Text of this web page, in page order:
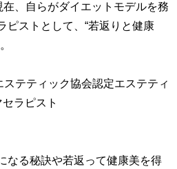
在、自らがダイエットモデルを務
ピストとして、“若返りと健康
ステティック協会認定エステティ
ラピスト
なる秘訣や若返って健康美を得